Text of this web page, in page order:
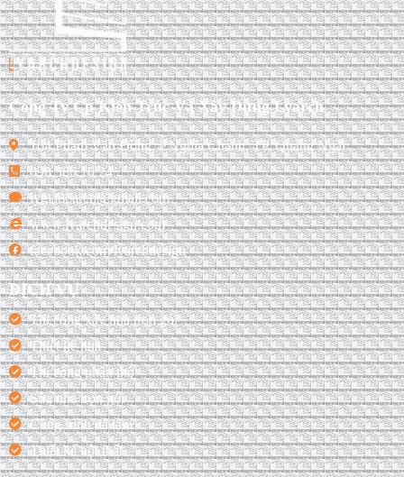
Công Ty Cp Kiến Trúc Và Xây Dựng Lyarch
164 Phạm Văn Đồng, P.Nghĩa Chánh, TP. Quảng Ngãi
098 386 10 24
lygia86arch@gmail.com
www.lyarchdesign.com
facebook.com/lyarchdesign
DỊCH VỤ
Thi công xây nhà trọn gói
Thiết kế nhà
Thi công phần thô
Sửa nhà trọn gói
Công trình đã làm
Thiết kế nội thất